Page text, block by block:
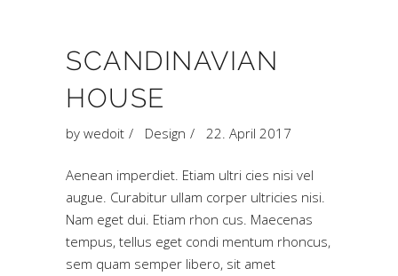
SCANDINAVIAN
HOUSE
by wedoit Design 22. April 2017
Aenean imperdiet. Etiam ultri cies nisi vel
augue. Curabitur ullam corper ultricies nisi.
Nam eget dui. Etiam rhon cus. Maecenas
tempus, tellus eget condi mentum rhoncus,
sem quam semper libero, sit amet